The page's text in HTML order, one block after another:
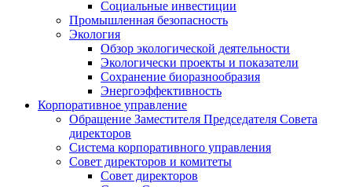
Социальные инвестиции
Промышленная безопасность
Экология
Обзор экологической деятельности
Экологически проекты и показатели
Сохранение биоразнообразия
Энергоэффективность
Корпоративное управление
Обращение Заместителя Председателя Совета
директоров
Система корпоративного управления
Совет директоров и комитеты
Совет директоров